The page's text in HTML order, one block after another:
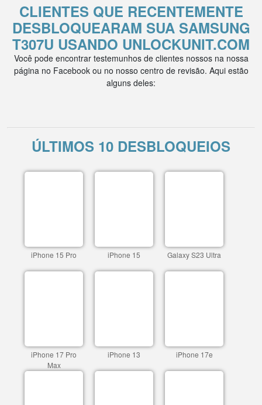
CLIENTES QUE RECENTEMENTE
DESBLOQUEARAM SUA SAMSUNG
T307U USANDO UNLOCKUNIT.COM
Você pode encontrar testemunhos de clientes nossos na nossa
página no Facebook ou no nosso centro de revisão. Aqui estão
alguns deles:
ÚLTIMOS 10 DESBLOQUEIOS
iPhone 15 Pro iPhone 15 Galaxy S23 Ultra
iPhone 17 Pro
Max
iPhone 13 iPhone 17e